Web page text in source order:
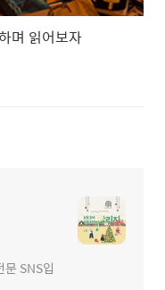
며 읽어보자
SNS입